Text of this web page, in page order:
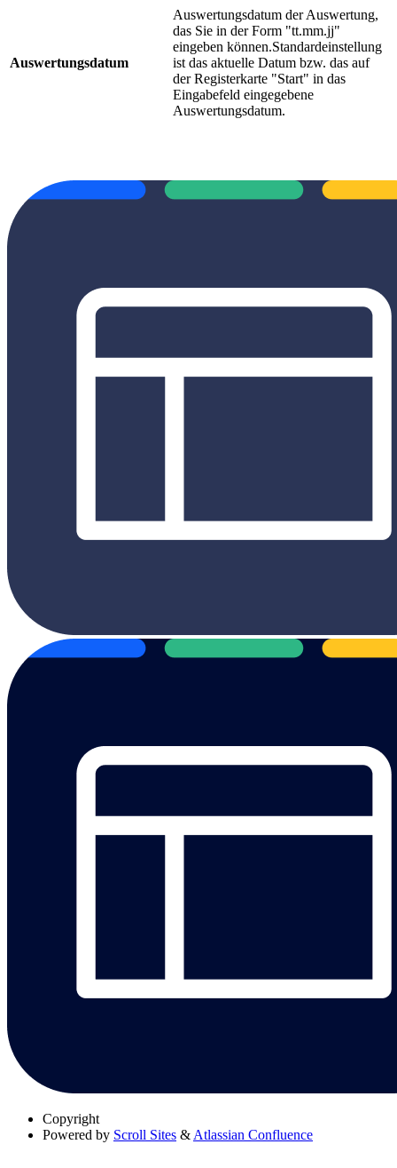
Auswertungsdatum
Auswertungsdatum der Auswertung,
das Sie in der Form "tt.mm.jj"
eingeben können.Standardeinstellung
ist das aktuelle Datum bzw. das auf
der Registerkarte "Start" in das
Eingabefeld eingegebene
Auswertungsdatum.
Copyright
Powered by Scroll Sites & Atlassian Confluence